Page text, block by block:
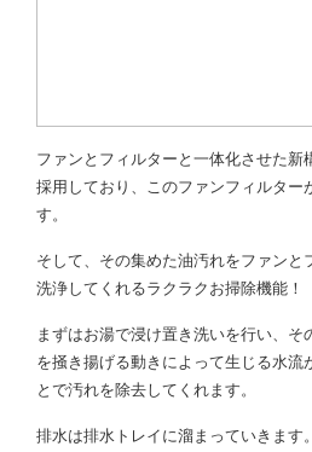
ファンとフィルターと一体化させた新
採用しており、このファンフィルター
す。
そして、その集めた油汚れをファンと
洗浄してくれるラクラクお掃除機能！
まずはお湯で浸け置き洗いを行い、そ
を掻き揚げる動きによって生じる水流
とで汚れを除去してくれます。
排水は排水トレイに溜まっていきます。